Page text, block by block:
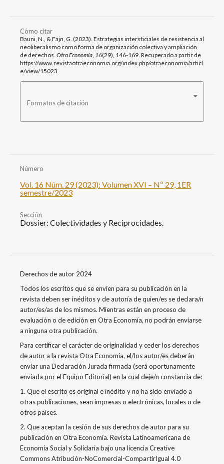
Cómo citar
Bauni, N., & Fajn, G. (2023). Estrategias intersticiales de resistencia al
neoliberalismo como forma de organización colectiva y ampliación
de derechos. Otra Economía 16(29), 146-169. Recuperado a partir de
https://www.revistaotraeconomia.org/index.php/otraeconomia/articl
e/view/15023
Formatos de citación
Número
Vol. 16 Núm. 29 (2023): Volumen XVI – Nº 29, 1ER
semestre/2023
Sección
Dossier: Colectividades y Reciprocidades.
Derechos de autor 2024
Todos los escritos que se envíen para su publicación en la
revista deben ser inéditos y de autoría de quien/es se declara/n
autor/es/as de los mismos. Mientras están en proceso de
evaluación o de edición en Otra Economía, no podrán enviarse
a ninguna otra publicación.
Para certificar el carácter de originalidad y ceder los derechos
de autor a la revista Otra Economía, el/los autor/es deberán
enviar una Declaración Jurada firmada (será oportunamente
enviada por el Equipo Editorial) en la cual deje/n constancia de:
1. Que el escrito es original e inédito y no ha sido enviado a
otras publicaciones, sean impresas o electrónicas, locales o de
otros países.
2. Que aceptan la cesión de sus derechos de autor para su
publicación en Otra Economía. Revista Latinoamericana de
Economía Social y Solidaria bajo una licencia Creative
Commons Atribución-NoComercial-CompartirIgual 4.0